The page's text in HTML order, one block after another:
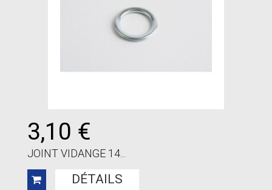
3,10 €
JOINT VIDANGE 14...
DÉTAILS